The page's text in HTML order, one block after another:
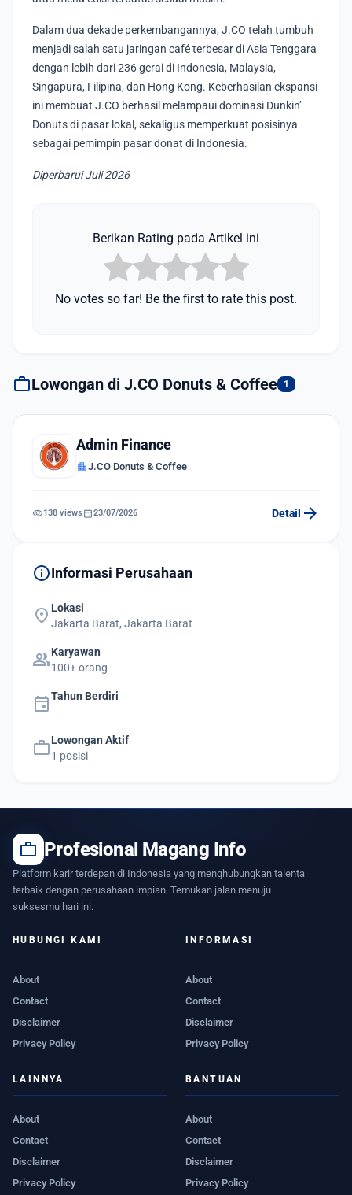
Dalam dua dekade perkembangannya, J.CO telah tumbuh
menjadi salah satu jaringan café terbesar di Asia Tenggara
dengan lebih dari 236 gerai di Indonesia, Malaysia,
Singapura, Filipina, dan Hong Kong. Keberhasilan ekspansi
ini membuat J.CO berhasil melampaui dominasi Dunkin’
Donuts di pasar lokal, sekaligus memperkuat posisinya
sebagai pemimpin pasar donat di Indonesia.
Diperbarui Juli 2026
Berikan Rating pada Artikel ini
No votes so far! Be the first to rate this post.
workLowongan di J.CO Donuts & Coffee 1
Admin Finance
apartmentJ.CO Donuts & Coffee
visibility138 views calendar_today23/07/2026 Detail arrow_forward
infoInformasi Perusahaan
location_on Lokasi
Jakarta Barat, Jakarta Barat
groupKaryawan
100+ orang
eventTahun Berdiri
-
workLowongan Aktif
1 posisi
work Profesional Magang Info
Platform karir terdepan di Indonesia yang menghubungkan talenta
terbaik dengan perusahaan impian. Temukan jalan menuju
suksesmu hari ini.
HUBUNGI KAMI
About
Contact
Disclaimer
Privacy Policy
INFORMASI
About
Contact
Disclaimer
Privacy Policy
LAINNYA
About
Contact
Disclaimer
Privacy Policy
BANTUAN
About
Contact
Disclaimer
Privacy Policy